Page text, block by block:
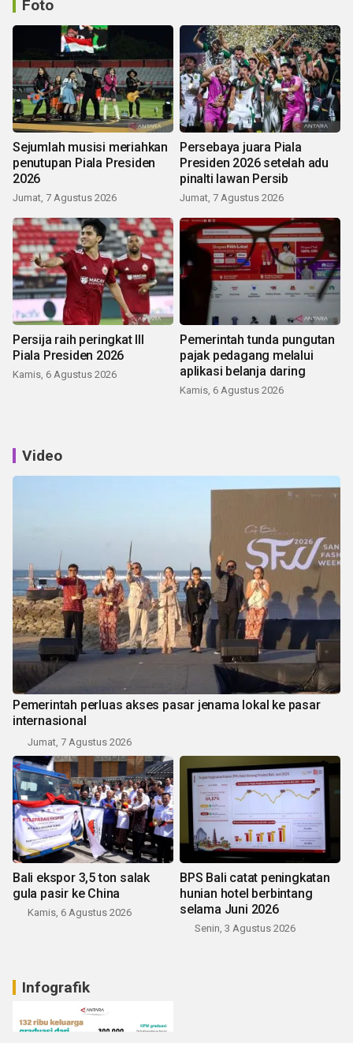
Foto
Sejumlah musisi meriahkan
penutupan Piala Presiden
2026
Jumat, 7 Agustus 2026
Persebaya juara Piala
Presiden 2026 setelah adu
pinalti lawan Persib
Jumat, 7 Agustus 2026
Persija raih peringkat III
Piala Presiden 2026
Kamis, 6 Agustus 2026
Pemerintah tunda pungutan
pajak pedagang melalui
aplikasi belanja daring
Kamis, 6 Agustus 2026
Video
Pemerintah perluas akses pasar jenama lokal ke pasar
internasional
Jumat, 7 Agustus 2026
Bali ekspor 3,5 ton salak
gula pasir ke China
Kamis, 6 Agustus 2026
BPS Bali catat peningkatan
hunian hotel berbintang
selama Juni 2026
Senin, 3 Agustus 2026
Infografik